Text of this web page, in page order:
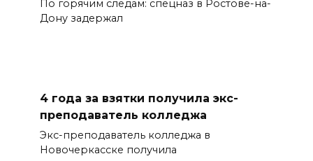
По горячим следам: спецназ в Ростове-на-
Дону задержал
4 года за взятки получила экс-
преподаватель колледжа
Экс-преподаватель колледжа в
Новочеркасске получила